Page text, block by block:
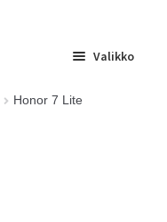
Valikko
Honor 7 Lite